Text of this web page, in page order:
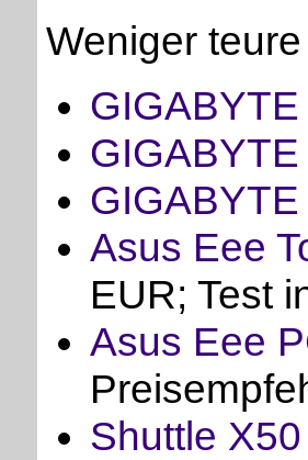
Weniger
Asus Eee
EUR; Test
Asus Eee
Shuttle X50